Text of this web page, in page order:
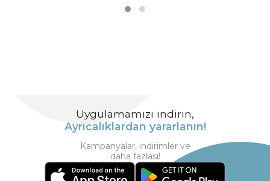
Uygulamamızı indirin,
Ayrıcalıklardan yararlanın!
Kampanyalar, indirimler ve
daha fazlası!